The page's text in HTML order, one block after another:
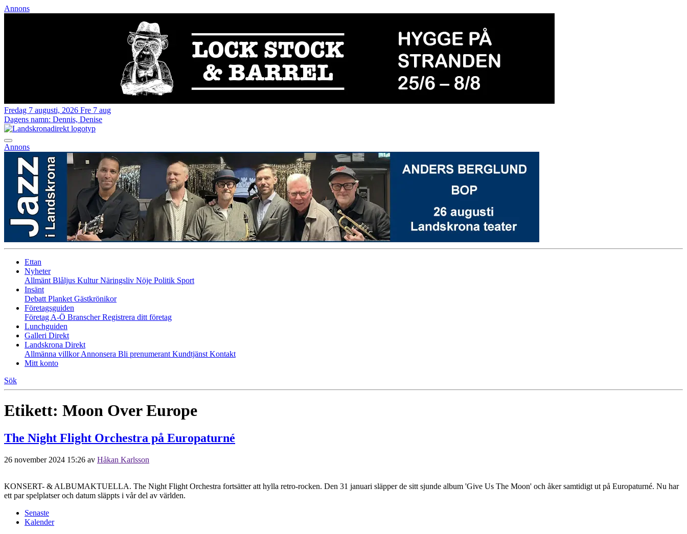
Annons
Fredag 7 augusti, 2026 Fre 7 aug
Dagens namn: Dennis, Denise
Annons
Ettan
Nyheter
Allmänt Blåljus KulturNäringsliv Nöje Politik Sport
Insänt
Debatt Planket Gästkrönikor
Företagsguiden
Företag A-Ö BranscherRegistrera ditt företag
Lunchguiden
Galleri Direkt
Landskrona Direkt
Allmänna villkorAnnonsera Bli prenumerant Kundtjänst Kontakt
Mitt konto
Sök
Etikett: Moon Over Europe
The Night Flight Orchestra på Europaturné
26 november 2024 15:26 av Håkan Karlsson
KONSERT- & ALBUMAKTUELLA. The Night Flight Orchestra fortsätter att hylla retro-rocken. Den 31 januari släpper de sitt sjunde album 'Give Us The Moon' och åker samtidigt ut på Europaturné. Nu har
ett par spelplatser och datum släppts i vår del av världen.
Senaste
Kalender